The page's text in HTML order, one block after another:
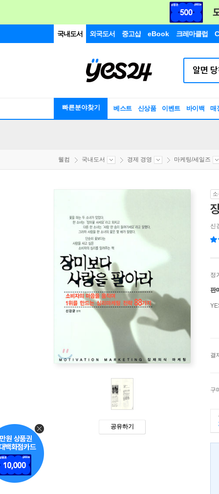
국내도서 외국도서 중고샵 eBook 크레마클럽
빠른분야찾기 베스트 신상품 이벤트 바이백 매
웰컴 국내도서 경제 경영 마케팅/세일즈
공유하기
신
정
판
결
구